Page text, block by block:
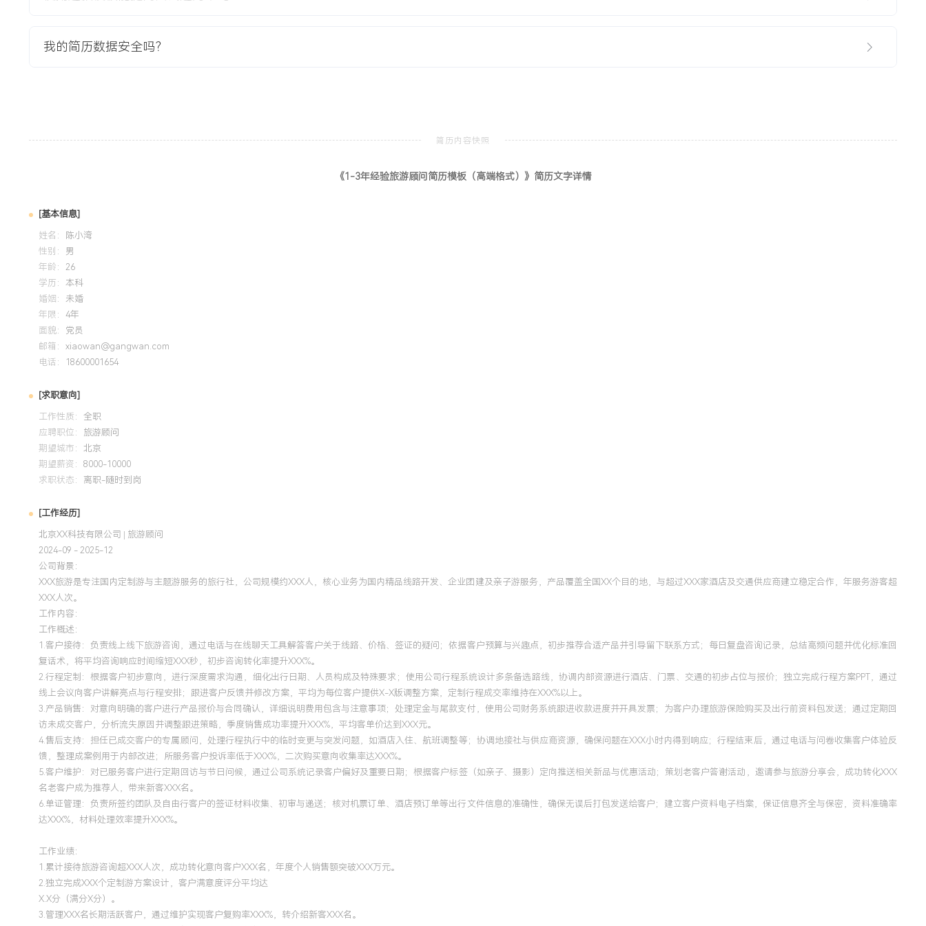
4.项目经验被总结为标准SOP，应用于后续秋冬季产品开发。
GPA X.XX/ X.X （专业排名前XXX%），主修旅行社管理、旅游市场营销、消费者行为学等
团队负责XXX山景区暑期推广方案，通过市场调研与预算分配，完成全案策划书并获得优
自我评价
销售与服务经验：拥有近X年旅游顾问一线经验，累计服务客户超XXX人次，独立完成销
售额XXX万元，深刻理解从咨询、定制到售后全流程。客户需求转化：擅长将模糊的客户
需求转化为具体可执行的行程方案，定制游客户满意度平均分X.X，复购率达XXX%。资源
协调与问题处理：具备良好的应急处理能力，能快速协调供应商资源解决行程突发状况，
累计处理问题XXX余起，客户投诉解决满意率XXX%。学习与执行力：紧跟旅游市场动
态，能快速掌握新产品知识并转化为销售动能，在重点项目中推动销售转化率提升
XXX%。性格细致耐心，乐于沟通，能承受销售岗位的工作压力。
培训经历
2024-09 -2025-12
XXXX年X月获得该认证，系统学习了高端定制游的服务流程、资源谈判与风险管理。将所
学应用于实际客户服务中，优化了行程方案呈现结构与应急预案模板，使负责的定制游客
我的简历数据安全吗？
《1-3年经验旅游顾问简历模板（高端格式）》简历文字详情
[基本信息]
姓名：
陈小湾
性别： 男
年龄： 26
学历： 本科
婚姻： 未婚
年限： 4年
面貌： 党员
邮箱： xiaowan@gangwan.com
电话：
18600001654
[求职意向]
工作性质： 全职
应聘职位： 旅游顾问
期望城市： 北京
期望薪资： 8000-10000
求职状态： 离职-随时到岗
[工作经历]
北京XX科技有限公司 | 旅游顾问
2024-09 - 2025-12
公司背景：
XXX旅游是专注国内定制游与主题游服务的旅行社，公司规模约XXX人，核心业务为国内精品线路开发、企业团建及亲子游服务，产品覆盖全国XX个目的地，与超过XXX家酒店及交通供应商建立稳定合作，年服务游客超
XXX人次。
工作内容：
工作概述：
1.客户接待：负责线上线下旅游咨询，通过电话与在线聊天工具解答客户关于线路、价格、签证的疑问；依据客户预算与兴趣点，初步推荐合适产品并引导留下联系方式；每日复盘咨询记录，总结高频问题并优化标准回
复话术，将平均咨询响应时间缩短XXX秒，初步咨询转化率提升XXX%。
2.行程定制：根据客户初步意向，进行深度需求沟通，细化出行日期、人员构成及特殊要求；使用公司行程系统设计多条备选路线，协调内部资源进行酒店、门票、交通的初步占位与报价；独立完成行程方案PPT，通过
线上会议向客户讲解亮点与行程安排；跟进客户反馈并修改方案，平均为每位客户提供X-X版调整方案，定制行程成交率维持在XXX%以上。
3.产品销售：对意向明确的客户进行产品报价与合同确认，详细说明费用包含与注意事项；处理定金与尾款支付，使用公司财务系统跟进收款进度并开具发票；为客户办理旅游保险购买及出行前资料包发送；通过定期回
访未成交客户，分析流失原因并调整跟进策略，季度销售成功率提升XXX%，平均客单价达到XXX元。
4.售后支持：担任已成交客户的专属顾问，处理行程执行中的临时变更与突发问题，如酒店入住、航班调整等；协调地接社与供应商资源，确保问题在XXX小时内得到响应；行程结束后，通过电话与问卷收集客户体验反
馈，整理成案例用于内部改进；所服务客户投诉率低于XXX%，二次购买意向收集率达XXX%。
5.客户维护：对已服务客户进行定期回访与节日问候，通过公司系统记录客户偏好及重要日期；根据客户标签（如亲子、摄影）定向推送相关新品与优惠活动；策划老客户答谢活动，邀请参与旅游分享会，成功转化XXX
名老客户成为推荐人，带来新客XXX名。
6.单证管理：负责所签约团队及自由行客户的签证材料收集、初审与递送；核对机票订单、酒店预订单等出行文件信息的准确性，确保无误后打包发送给客户；建立客户资料电子档案，保证信息齐全与保密，资料准确率
达XXX%，材料处理效率提升XXX%。
工作业绩：
1.累计接待旅游咨询超XXX人次，成功转化意向客户XXX名，年度个人销售额突破XXX万元。
2.独立完成XXX个定制游方案设计，客户满意度评分平均达
X.X分（满分X分）。
3.管理XXX名长期活跃客户，通过维护实现客户复购率XXX%，转介绍新客XXX名。